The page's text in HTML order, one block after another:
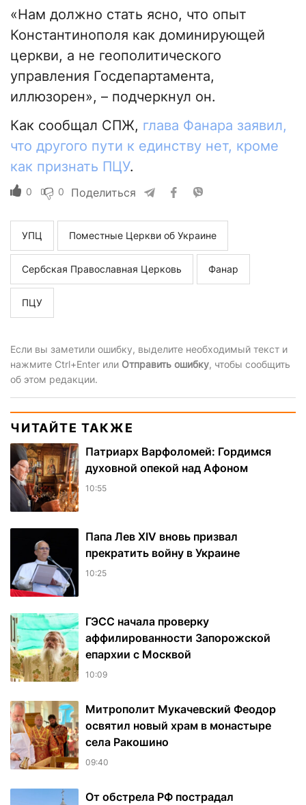
«Нам должно стать ясно, что опыт
Константинополя как доминирующей
церкви, а не геополитического
управления Госдепартамента,
иллюзорен», – подчеркнул он.
Как сообщал СПЖ, глава Фанара заявил,
что другого пути к единству нет, кроме
как признать ПЦУ.
0 0 Поделиться
УПЦ Поместные Церкви об Украине
Сербская Православная Церковь Фанар
ПЦУ
Если вы заметили ошибку, выделите необходимый текст и
нажмите Ctrl+Enter или Отправить ошибку, чтобы сообщить
об этом редакции.
ЧИТАЙТЕ ТАКЖЕ
Патриарх Варфоломей: Гордимся
духовной опекой над Афоном
10:55
Папа Лев XIV вновь призвал
прекратить войну в Украине
10:25
ГЭСС начала проверку
аффилированности Запорожской
епархии с Москвой
10:09
Митрополит Мукачевский Феодор
освятил новый храм в монастыре
села Ракошино
09:40
От обстрела РФ пострадал